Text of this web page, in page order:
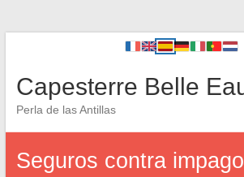
Capesterre Belle
Perla de las Antillas
Seguros contra